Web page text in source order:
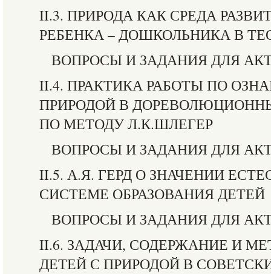
II.3. ПРИРОДА КАК СРЕДА
РЕБЕНКА – ДОШКОЛЬНИКА В
ВОПРОСЫ И ЗАДАНИЯ ДЛЯ
II.4. ПРАКТИКА РАБОТЫ ПО
ПРИРОДОЙ В
ПО МЕТОДУ Л.К.ШЛЕГЕР
ВОПРОСЫ И ЗАДАНИЯ ДЛЯ
II.5. А.Я. ГЕРД О ЗНАЧЕНИИ
СИСТЕМЕ ОБРАЗОВАНИЯ ДЕТЕЙ
ВОПРОСЫ И ЗАДАНИЯ ДЛЯ
II.6. ЗАДАЧИ, СОДЕРЖАНИЕ И
ДЕТЕЙ С ПРИРОДОЙ В